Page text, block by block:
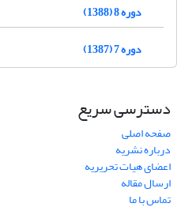
دوره 8 (1388)
دوره 7 (1387)
دسترسی سریع
صفحه اصلی
درباره نشریه
اعضای هیات تحریریه
ارسال مقاله
تماس با ما